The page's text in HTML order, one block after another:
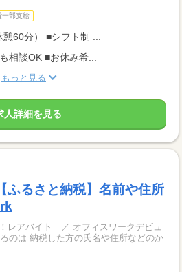
一部支給
60分） ■シフト制 ...
相談OK ■お休み希...
もっと見る
人詳細を見る
ふるさと納税】名前や住所
オフィスワークデビュ
のは 納税した方の氏名や住所などのか